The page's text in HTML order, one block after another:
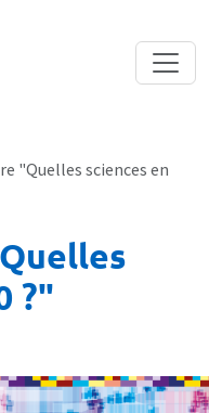
"Quelles sciences en
?"